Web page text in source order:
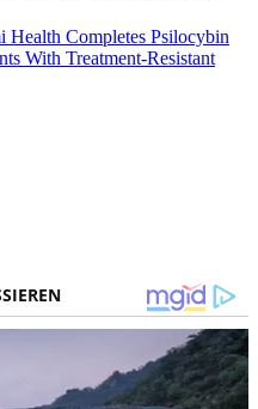
Completes Psilocybin
With Treatment-Resistant